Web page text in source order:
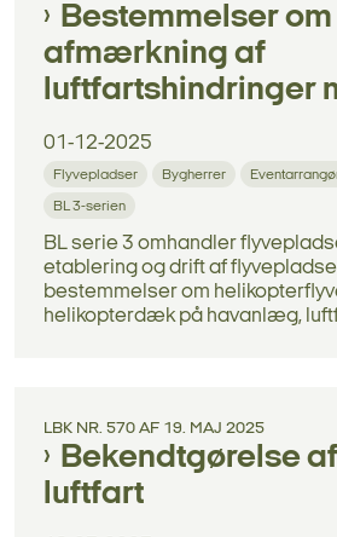
Bestemmelser om
afmærkning af
luftfartshindringer
01-12-2025
Flyvepladser Bygherrer
BL 3-serien
BL serie 3 omhandler
etablering og drift af
bestemmelser om
helikopterdæk på havanlæg,
LBK NR. 570 AF 19. MAJ 2025
Bekendtgørelse
luftfart